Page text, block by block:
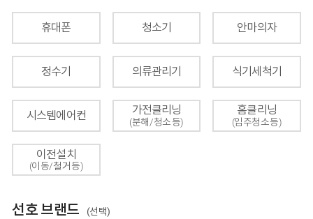
휴대폰 청소기 안마의자
정수기 의류관리기 식기세척기
시스템에어컨 가전클리닝
(분해/청소 등)
홈클리닝
(입주청소 등)
이전설치
(이동/철거 등)
선호 브랜드 (선택)